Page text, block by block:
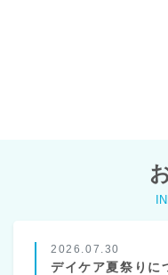
2026.07.30
デイケア夏祭りに